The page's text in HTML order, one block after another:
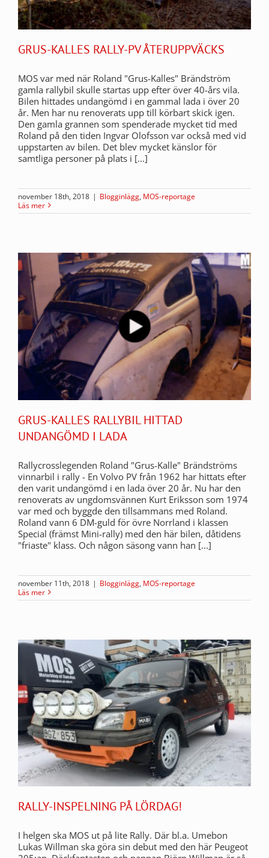
GRUS-KALLES RALLY-PV ÅTERUPPVÄCKS
MOS var med när Roland "Grus-Kalles" Brändström
gamla rallybil skulle startas upp efter över 40-års vila.
Bilen hittades undangömd i en gammal lada i över 20
år. Men har nu renoverats upp till körbart skick igen.
Den gamla grannen som spenderade mycket tid med
Roland på den tiden Ingvar Olofsson var också med vid
uppstarten av bilen. Det blev mycket känslor för
samtliga personer på plats i [...]
november 18th, 2018 | Blogginlägg, MOS-reportage
Läs mer
GRUS-KALLES RALLYBIL HITTAD
UNDANGÖMD I LADA
Rallycrosslegenden Roland "Grus-Kalle" Brändströms
vinnarbil i rally - En Volvo PV från 1962 har hittats efter
den varit undangömd i en lada över 20 år. Nu har den
renoverats av ungdomsvännen Kurt Eriksson som 1974
var med och byggde den tillsammans med Roland.
Roland vann 6 DM-guld för övre Norrland i klassen
Special (främst Mini-rally) med den här bilen, dåtidens
"friaste" klass. Och någon säsong vann han [...]
november 11th, 2018 | Blogginlägg, MOS-reportage
Läs mer
RALLY-INSPELNING PÅ LÖRDAG!
I helgen ska MOS ut på lite Rally. Där bl.a. Umebon
Lukas Willman ska göra sin debut med den här Peugeot